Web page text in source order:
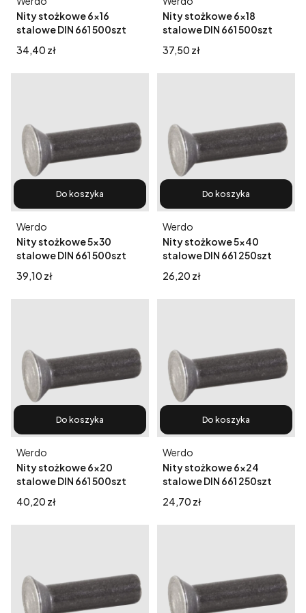
Nity stożkowe 6x16
stalowe DIN 661 500szt
Cena
34,40 zł
Nity stożkowe 6x18
stalowe DIN 661 500szt
Cena
37,50 zł
Do koszyka
Nity stożkowe 5x30
stalowe DIN 661 500szt
Producent
Werdo
Cena
39,10 zł
Do koszyka
Nity stożkowe 5x40
stalowe DIN 661 250szt
Producent
Werdo
Cena
26,20 zł
Do koszyka
Nity stożkowe 6x20
stalowe DIN 661 500szt
Producent
Werdo
Cena
40,20 zł
Do koszyka
Nity stożkowe 6x24
stalowe DIN 661 250szt
Producent
Werdo
Cena
24,70 zł